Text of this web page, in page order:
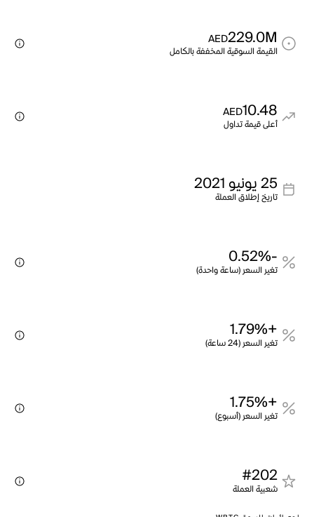
229.0M
AED
القيمة السوقية المخففة بالكامل
10.48
AED
أعلى قيمة تداول
25 يونيو 2021
تاريخ إطلاق العملة
-0.52%
تغير السعر (ساعة واحدة)
+1.79%
تغير السعر (24 ساعة)
+1.75%
تغير السعر (أسبوع)
#202
شعبية العملة